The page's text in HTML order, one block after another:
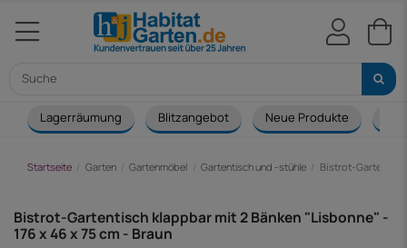
Lagerräumung Blitzangebot Neue Produkte
Startseite Garten Gartenmöbel Gartentisch und -stühle Bistrot-
Bistrot-Gartentisch klappbar mit 2 Bänken "Lisbonne" -
176 x 46 x 75 cm - Braun